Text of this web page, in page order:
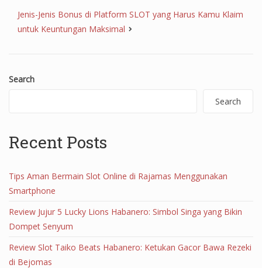
Jenis-Jenis Bonus di Platform SLOT yang Harus Kamu Klaim
untuk Keuntungan Maksimal
Search
Search
Recent Posts
Tips Aman Bermain Slot Online di Rajamas Menggunakan
Smartphone
Review Jujur 5 Lucky Lions Habanero: Simbol Singa yang Bikin
Dompet Senyum
Review Slot Taiko Beats Habanero: Ketukan Gacor Bawa Rezeki
di Bejomas